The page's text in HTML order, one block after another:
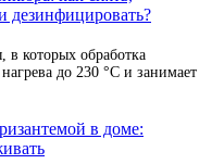
дезинфицировать?
в которых обработка
до 230 °С и занимает
в доме: